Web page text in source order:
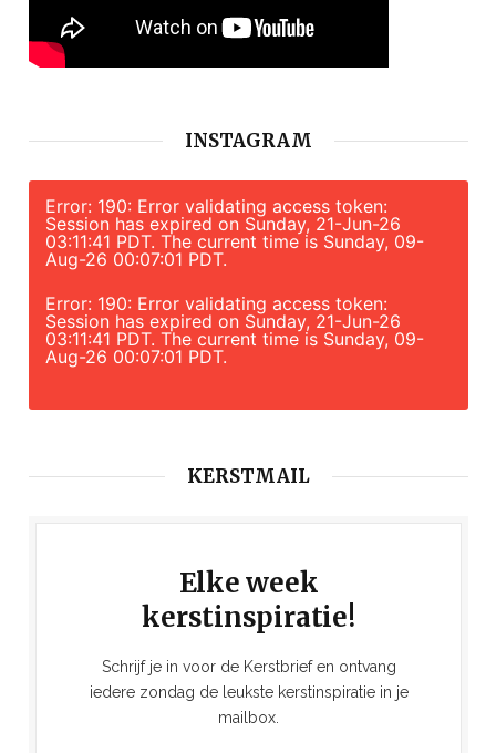
INSTAGRAM
Error: 190: Error validating access token:
Session has expired on Sunday, 21-Jun-26
03:11:41 PDT. The current time is Sunday, 09-
Aug-26 00:07:01 PDT.
Error: 190: Error validating access token:
Session has expired on Sunday, 21-Jun-26
03:11:41 PDT. The current time is Sunday, 09-
Aug-26 00:07:01 PDT.
KERSTMAIL
Elke week
kerstinspiratie!
Schrijf je in voor de Kerstbrief en ontvang
iedere zondag de leukste kerstinspiratie in je
mailbox.